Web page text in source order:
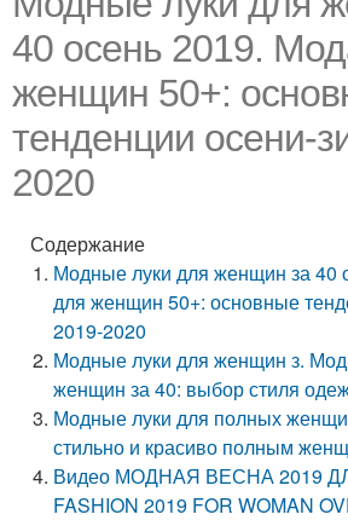
40 осень 2019.
женщин 50+:
тенденции осени-
2020
Содержание
Модные луки для женщин за 40
для женщин 50+: основные
2019-2020
Модные луки для женщин з.
женщин за 40: выбор стиля
Модные луки для полных
стильно и красиво полным
Видео МОДНАЯ ВЕСНА 2019
FASHION 2019 FOR WOMAN